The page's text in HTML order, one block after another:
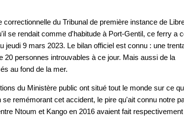
du Tribunal de première instance de
se rendait comme d'habitude à Port-Gentil, ce ferry a
jeudi 9 mars 2023. Le bilan officiel est connu : une
personnes introuvables à ce jour. Mais aussi de la
au fond de la mer.
du Ministère public ont situé tout le monde sur ce
remémorant cet accident, le pire qu'ait connu notre
Ntoum et Kango en 2016 avaient fait